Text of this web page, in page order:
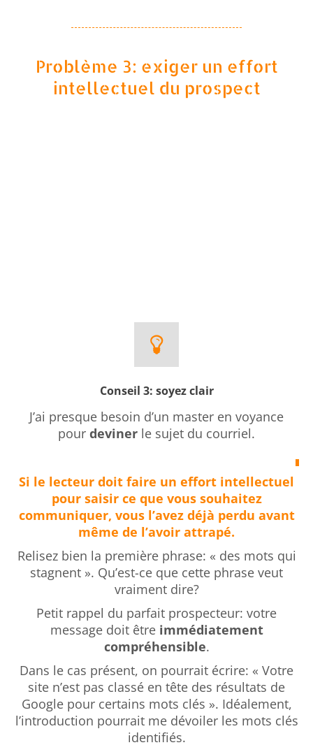
Problème 3: exiger un effort
intellectuel du prospect
Conseil 3: soyez clair
J’ai presque besoin d’un master en voyance
pour deviner le sujet du courriel.
Si le lecteur doit faire un effort intellectuel
pour saisir ce que vous souhaitez
communiquer, vous l’avez déjà perdu avant
même de l’avoir attrapé.
Relisez bien la première phrase: « des mots qui
stagnent ». Qu’est-ce que cette phrase veut
vraiment dire?
Petit rappel du parfait prospecteur: votre
message doit être immédiatement
compréhensible.
Dans le cas présent, on pourrait écrire: « Votre
site n’est pas classé en tête des résultats de
Google pour certains mots clés ». Idéalement,
l’introduction pourrait me dévoiler les mots clés
identifiés.